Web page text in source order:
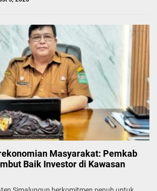
Masyarakat: Pemkab
Baik Investor di Kawasan